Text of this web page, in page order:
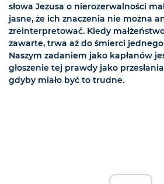
słowa Jezusa o nierozerwalności
jasne, że ich znaczenia nie można
zreinterpretować. Kiedy
zawarte, trwa aż do śmierci jednego
Naszym zadaniem jako kapłanów
głoszenie tej prawdy jako
gdyby miało być to trudne.